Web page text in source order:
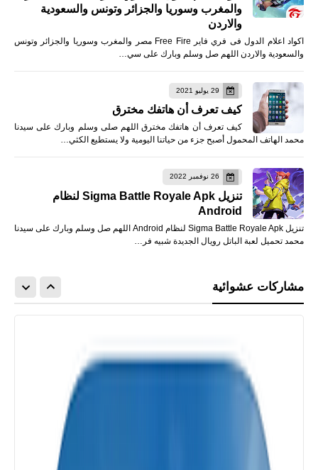
والمغرب وسوريا والجزائر وتونس والسعودية
والاردن
اكواد اعلام الدول فى فري فاير Free Fire مصر والمغرب وسوريا والجزائر وتونس
والسعودية والاردن اللهم صل وسلم وبارك على سي…
29 يوليو 2021
كيف تعرف أن هاتفك مخترق
كيف تعرف أن هاتفك مخترق اللهم صلى وسلم وبارك على سيدنا
محمد الهاتف المحمول أصبح جزء من حياتنا اليومية ولا يستطيع الكثي…
26 نوفمبر 2022
تنزيل Sigma Battle Royale Apk لنظام
Android
تنزيل Sigma Battle Royale Apk لنظام Android اللهم صل وسلم وبارك على سيدنا
محمد تحميل لعبة الباتل رويال الجديدة شبيه فر…
مشاركات عشوائية